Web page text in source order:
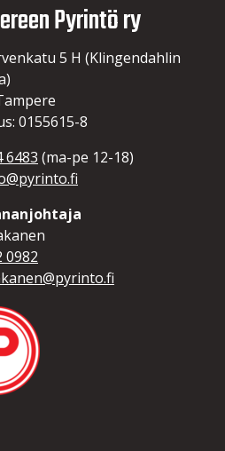
Pyrintö ry
5 H (Klingendahlin
0155615-8
6483 (ma-pe 12-18)
0982